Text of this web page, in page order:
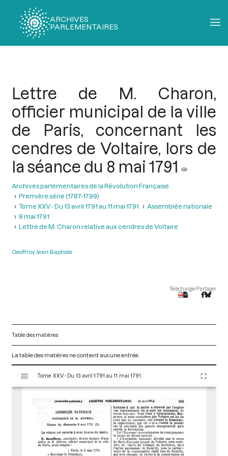
ARCHIVES
PARLEMENTAIRES
Lettre de M. Charon,
officier municipal de la ville
de Paris, concernant les
cendres de Voltaire, lors de
la séance du 8 mai 1791
Archives parlementaires de la Révolution Française
Première série (1787-1799)
Tome XXV - Du 13 avril 1791 au 11 mai 1791
Assemblée nationale
8 mai 1791
Lettre de M. Charon relative aux cendres de Voltaire
Geoffroy Jean-Baptiste
TéléchargerPartager
Table des matières
La table des matières ne contient aucune entrée.
s
Tome XXV - Du 13 avril 1791 au 11 mai 1791